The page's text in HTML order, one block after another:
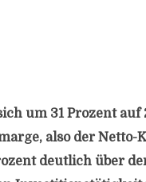
um 31 Prozent
also der
deutlich über